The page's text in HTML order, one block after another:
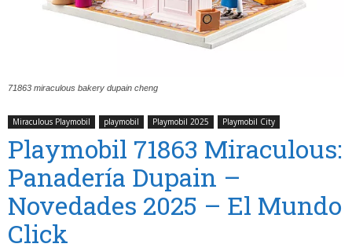
71863 miraculous bakery dupain cheng
Miraculous Playmobil playmobil Playmobil 2025 Playmobil City
Playmobil 71863 Miraculous:
Panadería Dupain –
Novedades 2025 – El Mundo
Click